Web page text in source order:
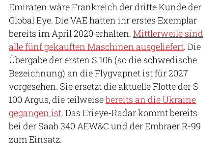
Emiraten wäre Frankreich der dritte Kunde der
Global Eye. Die VAE hatten ihr erstes Exemplar
bereits im April 2020 erhalten. Mittlerweile sind
alle fünf gekauften Maschinen ausgeliefert. Die
Übergabe der ersten S 106 (so die schwedische
Bezeichnung) an die Flygvapnet ist für 2027
vorgesehen. Sie ersetzt die aktuelle Flotte der S
100 Argus, die teilweisebereits an die Ukraine
gegangen ist. Das Erieye-Radar kommt bereits
bei der Saab 340 AEW&C und der Embraer R-99
zum Einsatz.